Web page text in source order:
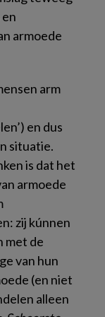
armoede
arm
en dus
situatie.
is dat het
armoede
zij kúnnen
met de
van hun
(en niet
alleen